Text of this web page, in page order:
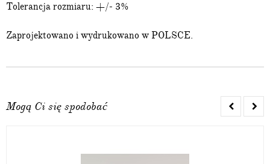
Tolerancja rozmiaru: +/- 3%
Zaprojektowano i wydrukowano w POLSCE.
Mogą Ci się spodobać